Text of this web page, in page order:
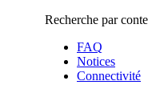
Recherche par
FAQ
Notices
Connectivité